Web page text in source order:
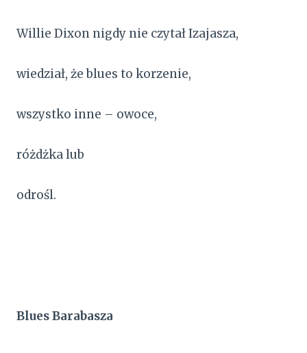
Willie Dixon nigdy nie czytał Izajasza,
wiedział, że blues to korzenie,
wszystko inne – owoce,
różdżka lub
odrośl.
Blues Barabasza